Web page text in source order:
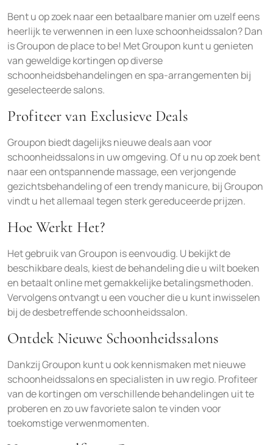
Bent u op zoek naar een betaalbare manier om uzelf eens
heerlijk te verwennen in een luxe schoonheidssalon? Dan
is Groupon de place to be! Met Groupon kunt u genieten
van geweldige kortingen op diverse
schoonheidsbehandelingen en spa-arrangementen bij
geselecteerde salons.
Profiteer van Exclusieve Deals
Groupon biedt dagelijks nieuwe deals aan voor
schoonheidssalons in uw omgeving. Of u nu op zoek bent
naar een ontspannende massage, een verjongende
gezichtsbehandeling of een trendy manicure, bij Groupon
vindt u het allemaal tegen sterk gereduceerde prijzen.
Hoe Werkt Het?
Het gebruik van Groupon is eenvoudig. U bekijkt de
beschikbare deals, kiest de behandeling die u wilt boeken
en betaalt online met gemakkelijke betalingsmethoden.
Vervolgens ontvangt u een voucher die u kunt inwisselen
bij de desbetreffende schoonheidssalon.
Ontdek Nieuwe Schoonheidssalons
Dankzij Groupon kunt u ook kennismaken met nieuwe
schoonheidssalons en specialisten in uw regio. Profiteer
van de kortingen om verschillende behandelingen uit te
proberen en zo uw favoriete salon te vinden voor
toekomstige verwenmomenten.